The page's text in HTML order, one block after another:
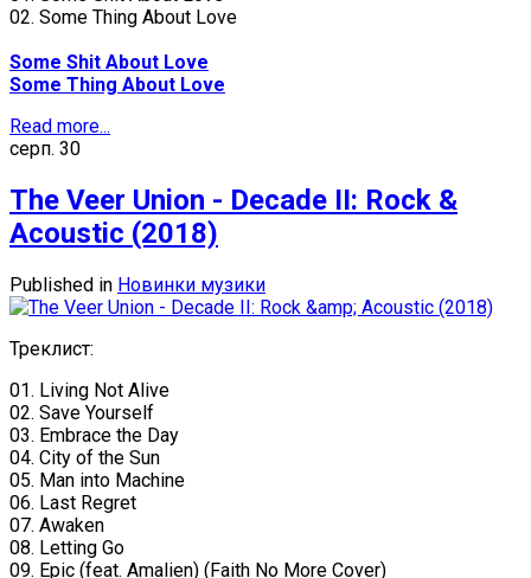
02. Some Thing About Love
Some Shit About Love
Some Thing About Love
Read more...
серп. 30
The Veer Union - Decade II: Rock &
Acoustic (2018)
Published in Новинки музики
Треклист:
01. Living Not Alive
02. Save Yourself
03. Embrace the Day
04. City of the Sun
05. Man into Machine
06. Last Regret
07. Awaken
08. Letting Go
09. Epic (feat. Amalien) (Faith No More Cover)